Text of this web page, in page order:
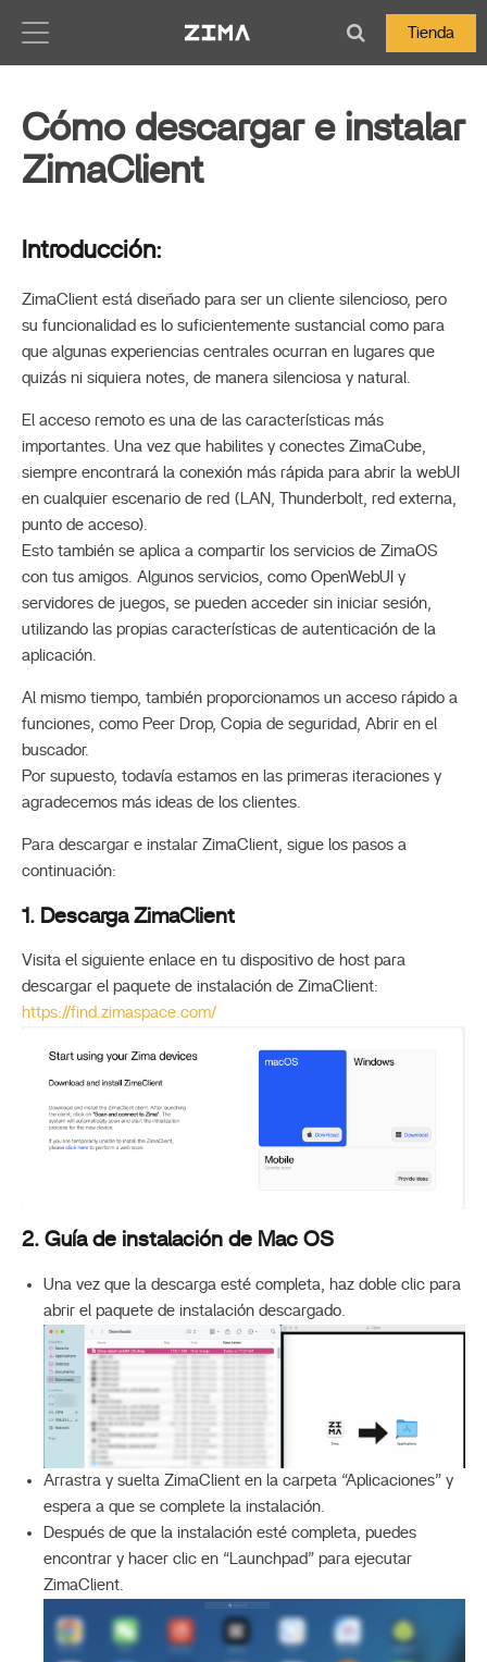
Tienda
Cómo descargar e instalar
ZimaClient
Introducción:
ZimaClient está diseñado para ser un cliente silencioso, pero
su funcionalidad es lo suficientemente sustancial como para
que algunas experiencias centrales ocurran en lugares que
quizás ni siquiera notes, de manera silenciosa y natural.
El acceso remoto es una de las características más
importantes. Una vez que habilites y conectes ZimaCube,
siempre encontrará la conexión más rápida para abrir la webUI
en cualquier escenario de red (LAN, Thunderbolt, red externa,
punto de acceso).
Esto también se aplica a compartir los servicios de ZimaOS
con tus amigos. Algunos servicios, como OpenWebUI y
servidores de juegos, se pueden acceder sin iniciar sesión,
utilizando las propias características de autenticación de la
aplicación.
Al mismo tiempo, también proporcionamos un acceso rápido a
funciones, como Peer Drop, Copia de seguridad, Abrir en el
buscador.
Por supuesto, todavía estamos en las primeras iteraciones y
agradecemos más ideas de los clientes.
Para descargar e instalar ZimaClient, sigue los pasos a
continuación:
1. Descarga ZimaClient
Visita el siguiente enlace en tu dispositivo de host para
descargar el paquete de instalación de ZimaClient:
https://find.zimaspace.com/
2. Guía de instalación de Mac OS
Una vez que la descarga esté completa, haz doble clic para
abrir el paquete de instalación descargado.
Arrastra y suelta ZimaClient en la carpeta “Aplicaciones” y
espera a que se complete la instalación.
Después de que la instalación esté completa, puedes
encontrar y hacer clic en “Launchpad” para ejecutar
ZimaClient.